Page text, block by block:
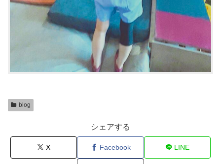
blog
シェアする
X Facebook LINE